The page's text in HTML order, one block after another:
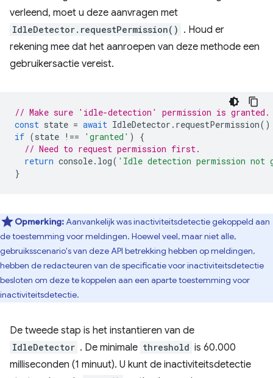
verleend, moet u deze aanvragen met
IdleDetector.requestPermission() . Houd er
rekening mee dat het aanroepen van deze methode een
gebruikersactie vereist.
// Make sure 'idle-detection' permission is granted.
const state = await IdleDetector . requestPermission
if (state !== 'granted' )
{
// Need to request permission first.
return console. log( 'Idle detection permission not
}
Opmerking:Aanvankelijk was inactiviteitsdetectie gekoppeld aan
de toestemming voor meldingen. Hoewel veel, maar niet alle,
gebruiksscenario's van deze API betrekking hebben op meldingen,
hebben de redacteuren van de specificatie voor inactiviteitsdetectie
besloten om deze te koppelen aan een aparte toestemming voor
inactiviteitsdetectie.
De tweede stap is het instantieren van de
IdleDetector . De minimale threshold is 60.000
milliseconden (1 minuut). U kunt de inactiviteitsdetectie